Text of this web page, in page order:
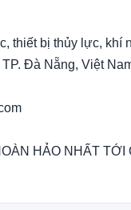
thiết bị thủy lực, khí
Ðà Nẵng, Việt
HẢO NHẤT TỚI